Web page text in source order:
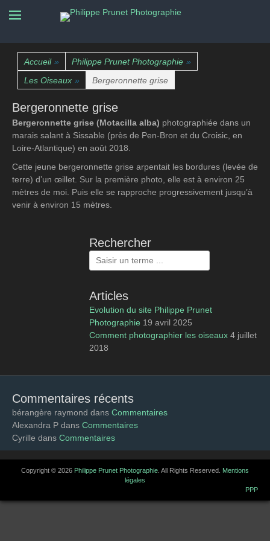
Philippe Prunet
La nature photographiée
Accueil » Philippe Prunet Photographie »
Les Oiseaux » Bergeronnette grise
Bergeronnette grise
Bergeronnette grise (Motacilla alba) photographiée dans un
marais salant à Sissable (près de Pen-Bron et du Croisic, en
Loire-Atlantique) en août 2018.
Cette jeune bergeronnette grise arpentait les bordures (levée de
terre) d’un œillet. Sur la première photo, elle est à environ 25
mètres de moi. Puis elle se rapproche progressivement jusqu’à
venir à environ 15 mètres.
Rechercher
Rechercher :
Articles
Evolution du site Philippe Prunet
Photographie 19 avril 2025
Comment photographier les oiseaux 4 juillet
2018
Commentaires récents
bérangère raymond dans Commentaires
Alexandra P dans Commentaires
Cyrille dans Commentaires
Copyright © 2026 Philippe Prunet Photographie . All Rights Reserved. Mentions
légales
PPP